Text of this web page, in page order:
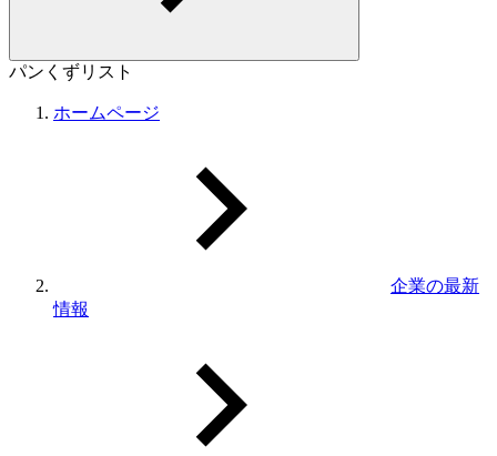
パンくずリスト
ホームページ
企業の最新
情報